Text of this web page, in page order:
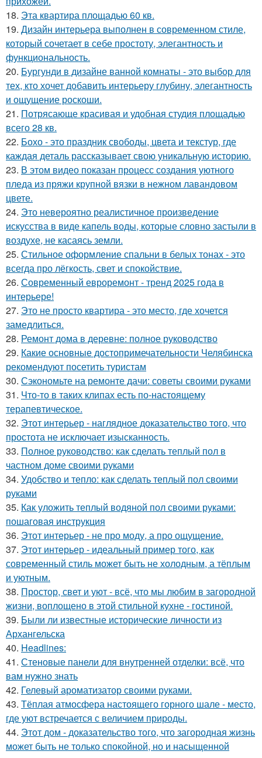
18. Эта квартира площадью 60 кв.
19. Дизайн интерьера выполнен в современном стиле,
который сочетает в себе простоту, элегантность и
функциональность.
20. Бургунди в дизайне ванной комнаты - это выбор для
тех, кто хочет добавить интерьеру глубину, элегантность
и ощущение роскоши.
21. Потрясающе красивая и удобная студия площадью
всего 28 кв.
22. Бохо - это праздник свободы, цвета и текстур, где
каждая деталь рассказывает свою уникальную историю.
23. В этом видео показан процесс создания уютного
пледа из пряжи крупной вязки в нежном лавандовом
цвете.
24. Это невероятно реалистичное произведение
искусства в виде капель воды, которые словно застыли в
воздухе, не касаясь земли.
25. Стильное оформление спальни в белых тонах - это
всегда про лёгкость, свет и спокойствие.
26. Современный евроремонт - тренд 2025 года в
интерьере!
27. Это не просто квартира - это место, где хочется
замедлиться.
28. Ремонт дома в деревне: полное руководство
29. Какие основные достопримечательности Челябинска
рекомендуют посетить туристам
30. Сэкономьте на ремонте дачи: советы своими руками
31. Что-то в таких клипах есть по-настоящему
терапевтическое.
32. Этот интерьер - наглядное доказательство того, что
простота не исключает изысканность.
33. Полное руководство: как сделать теплый пол в
частном доме своими руками
34. Удобство и тепло: как сделать теплый пол своими
руками
35. Как уложить теплый водяной пол своими руками:
пошаговая инструкция
36. Этот интерьер - не про моду, а про ощущение.
37. Этот интерьер - идеальный пример того, как
современный стиль может быть не холодным, а тёплым
и уютным.
38. Простор, свет и уют - всё, что мы любим в загородной
жизни, воплощено в этой стильной кухне - гостиной.
39. Были ли известные исторические личности из
Архангельска
40. Headlines:
41. Стеновые панели для внутренней отделки: всё, что
вам нужно знать
42. Гелевый ароматизатор своими руками.
43. Тёплая атмосфера настоящего горного шале - место,
где уют встречается с величием природы.
44. Этот дом - доказательство того, что загородная жизнь
может быть не только спокойной, но и насыщенной